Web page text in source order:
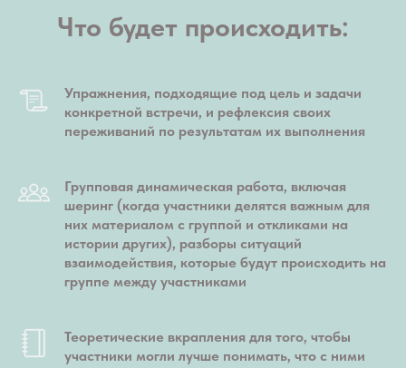
Что будет происходить:
Упражнения, подходящие под цель и задачи
конкретной встречи, и рефлексия своих
переживаний по результатам их выполнения
Групповая динамическая работа, включая
шеринг (когда участники делятся важным для
них материалом с группой и откликами на
истории других), разборы ситуаций
взаимодействия, которые будут происходить на
группе между участниками
Теоретические вкрапления для того, чтобы
участники могли лучше понимать, что с ними